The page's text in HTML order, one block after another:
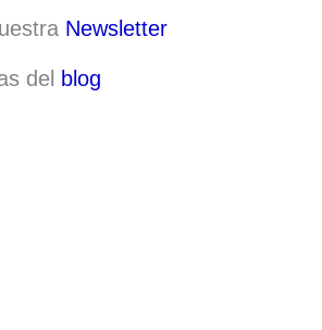
Newsletter
del blog